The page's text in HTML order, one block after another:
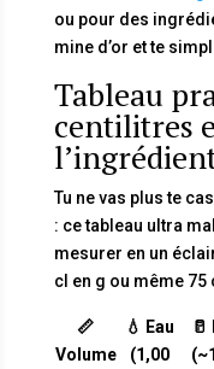
ou pour des
mine d’or et te
Tableau
centilitres
Tu ne vas plus te
: ce tableau ultra
mesurer en un
cl en g ou même 75
📏
Volume
💧 Eau
(1,00
🥛